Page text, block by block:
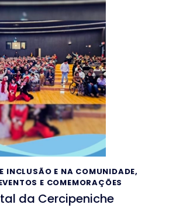
INCLUSÃO E NA COMUNIDADE,
E COMEMORAÇÕES
da Cercipeniche